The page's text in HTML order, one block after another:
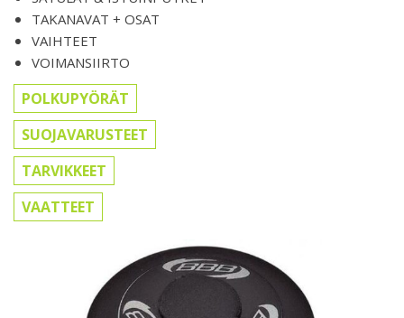
TAKANAVAT + OSAT
VAIHTEET
VOIMANSIIRTO
POLKUPYÖRÄT
SUOJAVARUSTEET
TARVIKKEET
VAATTEET